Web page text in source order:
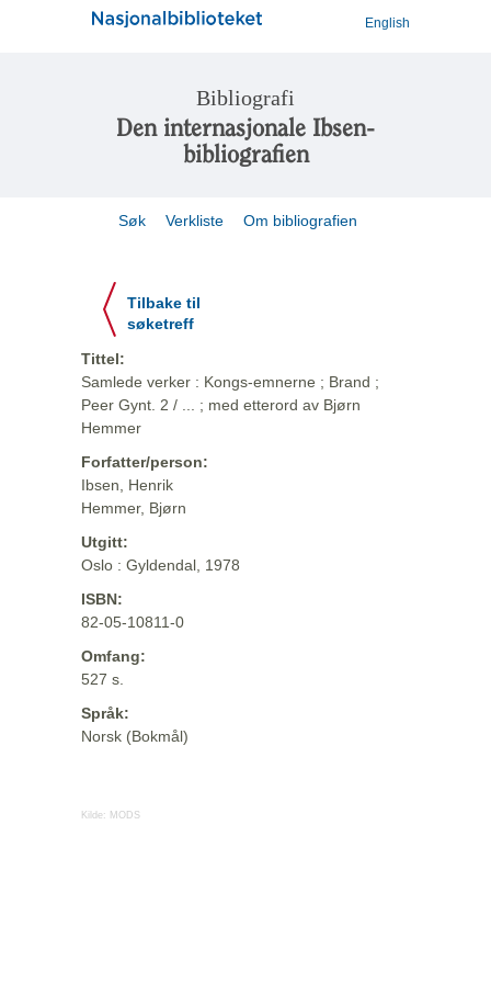
English
Bibliografi
Den internasjonale Ibsen-
bibliografien
Søk Verkliste Om bibliografien
Tilbake til
søketreff
Tittel:
Samlede verker : Kongs-emnerne ; Brand ;
Peer Gynt. 2 / ... ; med etterord av Bjørn
Hemmer
Forfatter/person:
Ibsen, Henrik
Hemmer, Bjørn
Utgitt:
Oslo : Gyldendal, 1978
ISBN:
82-05-10811-0
Omfang:
527 s.
Språk:
Norsk (Bokmål)
Kilde: MODS